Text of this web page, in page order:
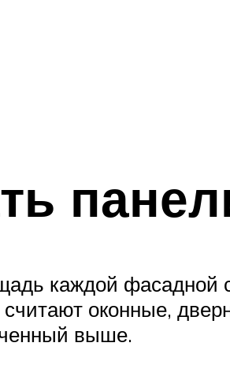
каждой
оконные,
выше.